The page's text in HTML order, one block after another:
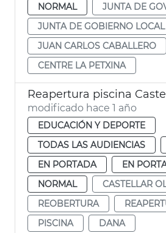
NORMAL
JUNTA DE
JUNTA DE GOBIERNO LOCAL
JUAN CARLOS CABALLERO
CENTRE LA PETXINA
Reapertura piscina
modificado hace 1 año
EDUCACIÓN Y DEPORTE
TODAS LAS AUDIENCIAS
EN PORTADA
EN
NORMAL
CASTELLAR
REOBERTURA
PISCINA
DANA